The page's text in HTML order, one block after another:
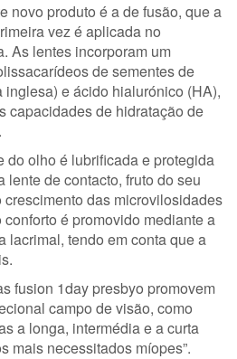
novo produto é a de fusão, que a
vez é aplicada no
As lentes incorporam um
de sementes de
inglesa) e ácido hialurónico (HA),
capacidades de hidratação de
do olho é lubrificada e protegida
lente de contacto, fruto do seu
crescimento das microvilosidades
é promovido mediante a
lacrimal, tendo em conta que a
fusion 1day presbyo promovem
campo de visão, como
a longa, intermédia e a curta
mais necessitados míopes”.